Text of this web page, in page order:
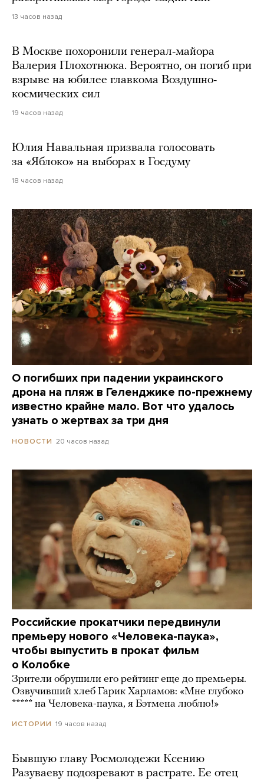
13 часов назад
В Москве похоронили генерал-майора
Валерия Плохотнюка. Вероятно, он погиб при
взрыве на юбилее главкома Воздушно-
космических сил
19 часов назад
Юлия Навальная призвала голосовать
за «Яблоко» на выборах в Госдуму
18 часов назад
О погибших при падении украинского
дрона на пляж в Геленджике по-прежнему
известно крайне мало. Вот что удалось
узнать о жертвах за три дня
НОВОСТИ 20 часов назад
Российские прокатчики передвинули
премьеру нового «Человека-паука»,
чтобы выпустить в прокат фильм
о Колобке
Зрители обрушили его рейтинг еще до премьеры.
Озвучивший хлеб Гарик Харламов: «Мне глубоко
***** на Человека-паука, я Бэтмена люблю!»
ИСТОРИИ 19 часов назад
Бывшую главу Росмолодежи Ксению
Разуваеву подозревают в растрате. Ее отец